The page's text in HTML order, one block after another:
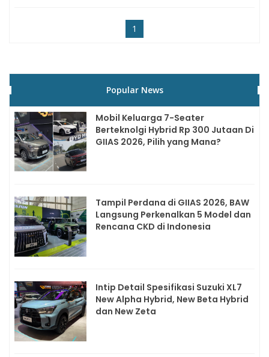
1
Popular News
Mobil Keluarga 7-Seater
Berteknolgi Hybrid Rp 300 Jutaan Di
GIIAS 2026, Pilih yang Mana?
Tampil Perdana di GIIAS 2026, BAW
Langsung Perkenalkan 5 Model dan
Rencana CKD di Indonesia
Intip Detail Spesifikasi Suzuki XL7
New Alpha Hybrid, New Beta Hybrid
dan New Zeta